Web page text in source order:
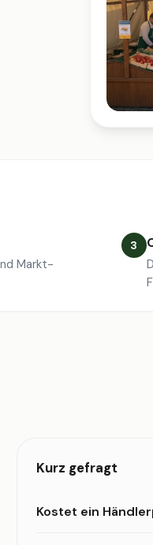
Markt-
3
Kurz gefragt
Kostet ein